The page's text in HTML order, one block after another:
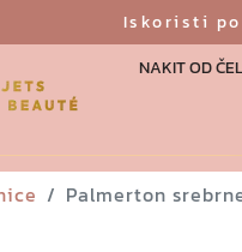
Iskoristi
NAKIT OD
Palmerton